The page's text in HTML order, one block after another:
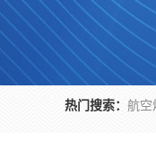
热门搜索：